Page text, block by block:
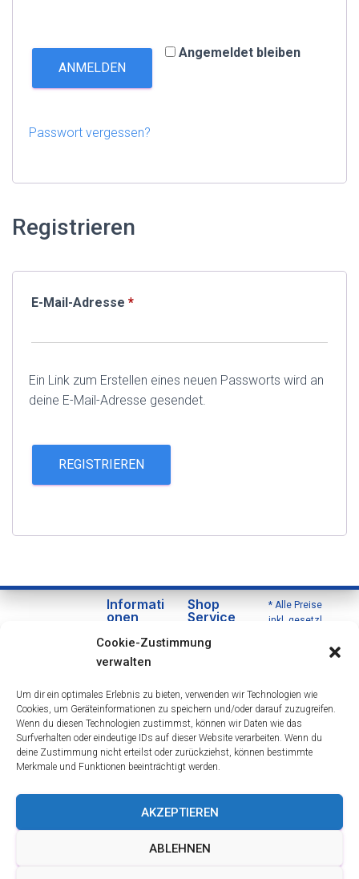
Cookie-Zustimmung
verwalten
Um dir ein optimales Erlebnis zu bieten, verwenden wir Technologien wie
Cookies, um Geräteinformationen zu speichern und/oder darauf zuzugreifen.
Wenn du diesen Technologien zustimmst, können wir Daten wie das
Surfverhalten oder eindeutige IDs auf dieser Website verarbeiten. Wenn du
deine Zustimmung nicht erteilst oder zurückziehst, können bestimmte
Merkmale und Funktionen beeinträchtigt werden.
AKZEPTIEREN
ABLEHNEN
Angemeldet bleiben
ANMELDEN
Passwort vergessen?
Registrieren
E-Mail-Adresse *
Ein Link zum Erstellen eines neuen Passworts wird an
deine E-Mail-Adresse gesendet.
REGISTRIEREN
Informati
onen
uns
Daten
rung
Impre
ssum
Shop
Service
ngsbe
dingu
ngen
Wider
rufsre
cht
* Alle Preise
inkl. gesetzl.
Nachnahmeg
ebühren,
wenn nicht
anders
beschrieben.